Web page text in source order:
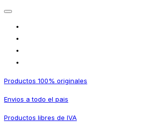
Productos 100% originales
Envios a todo el pais
Productos libres de IVA